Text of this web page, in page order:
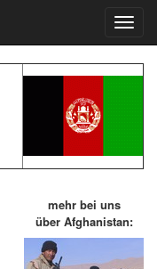
mehr bei uns
über Afghanistan: